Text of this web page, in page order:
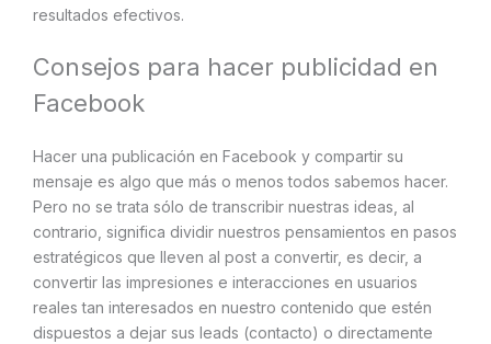
resultados efectivos.
Consejos para hacer publicidad en
Facebook
Hacer una publicación en Facebook y compartir su
mensaje es algo que más o menos todos sabemos hacer.
Pero no se trata sólo de transcribir nuestras ideas, al
contrario, significa dividir nuestros pensamientos en pasos
estratégicos que lleven al post a convertir, es decir, a
convertir las impresiones e interacciones en usuarios
reales tan interesados en nuestro contenido que estén
dispuestos a dejar sus leads (contacto) o directamente